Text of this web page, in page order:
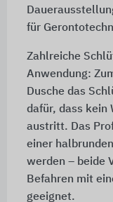
für
Zahlreiche
Anwendung:
Dusche das
dafür, dass kein
austritt. Das
einer
werden – beide
Befahren mit
geeignet.